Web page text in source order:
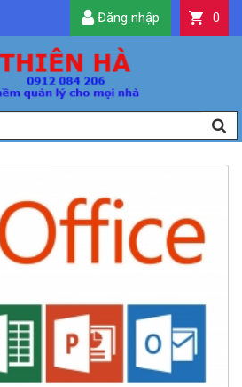
0
Đăng nhập